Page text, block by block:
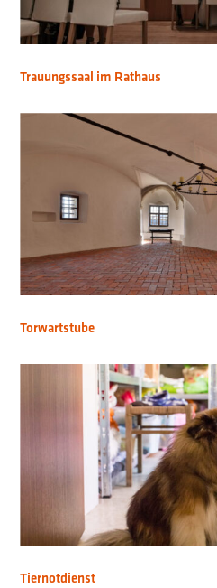
Trauungssaal im Rathaus
Torwartstube
Tiernotdienst